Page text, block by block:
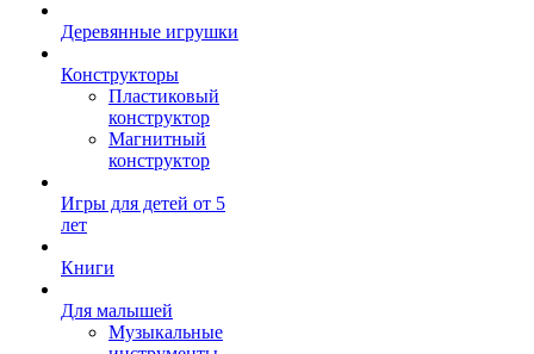
Деревянные игрушки
Конструкторы
Пластиковый
конструктор
Магнитный
конструктор
Игры для детей от 5
лет
Книги
Для малышей
Музыкальные